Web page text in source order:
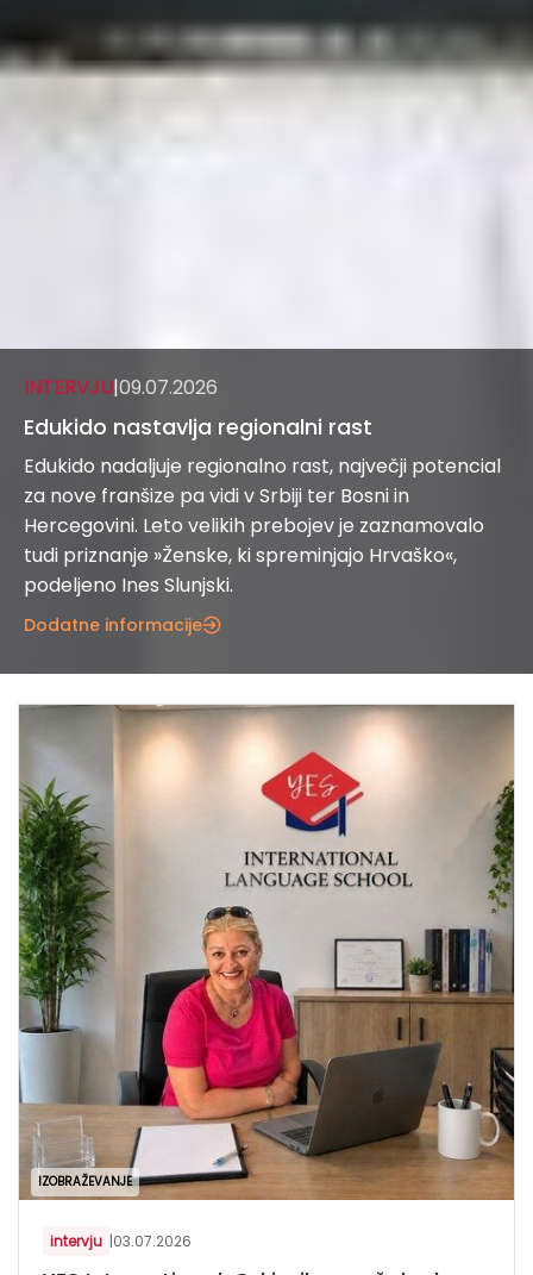
INTERVJU|09.07.2026
Edukido nastavlja regionalni rast
Edukido nadaljuje regionalno rast, največji potencial
za nove franšize pa vidi v Srbiji ter Bosni in
Hercegovini. Leto velikih prebojev je zaznamovalo
tudi priznanje »Ženske, ki spreminjajo Hrvaško«,
podeljeno Ines Slunjski.
Dodatne informacije
IZOBRAŽEVANJE
intervju |03.07.2026